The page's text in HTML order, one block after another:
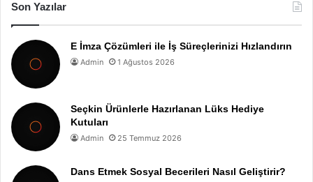
Son Yazılar
E İmza Çözümleri ile İş Süreçlerinizi Hızlandırın
Admin 1 Ağustos 2026
Seçkin Ürünlerle Hazırlanan Lüks Hediye
Kutuları
Admin 25 Temmuz 2026
Dans Etmek Sosyal Becerileri Nasıl Geliştirir?